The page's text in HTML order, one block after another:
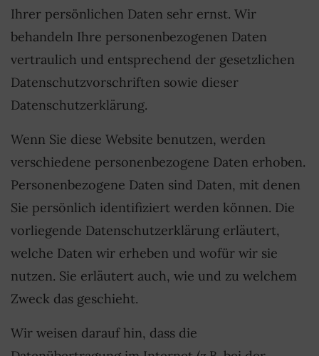
Ihrer persönlichen Daten sehr ernst. Wir
behandeln Ihre personenbezogenen Daten
vertraulich und entsprechend der gesetzlichen
Datenschutzvorschriften sowie dieser
Datenschutzerklärung.
Wenn Sie diese Website benutzen, werden
verschiedene personenbezogene Daten erhoben.
Personenbezogene Daten sind Daten, mit denen
Sie persönlich identifiziert werden können. Die
vorliegende Datenschutzerklärung erläutert,
welche Daten wir erheben und wofür wir sie
nutzen. Sie erläutert auch, wie und zu welchem
Zweck das geschieht.
Wir weisen darauf hin, dass die